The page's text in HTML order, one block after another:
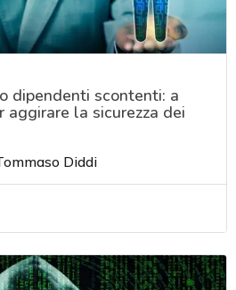
dipendenti scontenti: a
aggirare la sicurezza dei
Diddi